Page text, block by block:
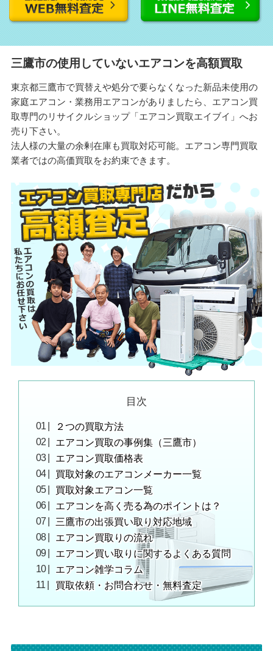
三鷹市の使用していないエアコンを高額買取
東京都三鷹市で買替えや処分で要らなくなった新品未使用の
家庭エアコン・業務用エアコンがありましたら、エアコン買
取専門のリサイクルショップ「エアコン買取エイブイ」へお
売り下さい。
法人様の大量の余剰在庫も買取対応可能。エアコン専門買取
業者ではの高価買取をお約束できます。
目次
２つの買取方法
エアコン買取の事例集（三鷹市）
エアコン買取価格表
買取対象のエアコンメーカー一覧
買取対象エアコン一覧
エアコンを高く売る為のポイントは？
三鷹市の出張買い取り対応地域
エアコン買取りの流れ
エアコン買い取りに関するよくある質問
エアコン雑学コラム
買取依頼・お問合わせ・無料査定